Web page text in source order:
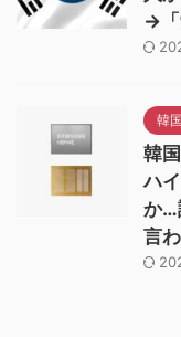
→「
韓
韓
ハ
か…
言